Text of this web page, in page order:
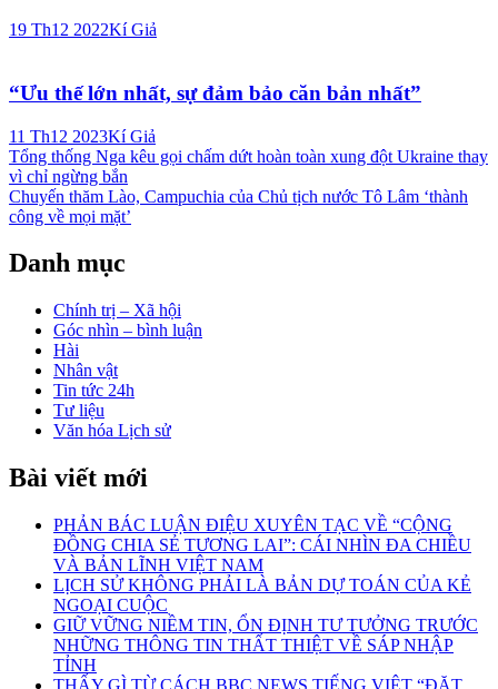
19 Th12 2022Kí Giả
“Ưu thế lớn nhất, sự đảm bảo căn bản nhất”
11 Th12 2023Kí Giả
Điều
hướng
bài
viết
Tổng thống Nga kêu gọi chấm dứt hoàn toàn xung đột Ukraine thay
vì chỉ ngừng bắn
Chuyến thăm Lào, Campuchia của Chủ tịch nước Tô Lâm ‘thành
công về mọi mặt’
Danh mục
Chính trị – Xã hội
Góc nhìn – bình luận
Hài
Nhân vật
Tin tức 24h
Tư liệu
Văn hóa Lịch sử
Bài viết mới
PHẢN BÁC LUẬN ĐIỆU XUYÊN TẠC VỀ “CỘNG
ĐỒNG CHIA SẺ TƯƠNG LAI”: CÁI NHÌN ĐA CHIỀU
VÀ BẢN LĨNH VIỆT NAM
LỊCH SỬ KHÔNG PHẢI LÀ BẢN DỰ TOÁN CỦA KẺ
NGOẠI CUỘC
GIỮ VỮNG NIỀM TIN, ỔN ĐỊNH TƯ TƯỞNG TRƯỚC
NHỮNG THÔNG TIN THẤT THIỆT VỀ SÁP NHẬP
TỈNH